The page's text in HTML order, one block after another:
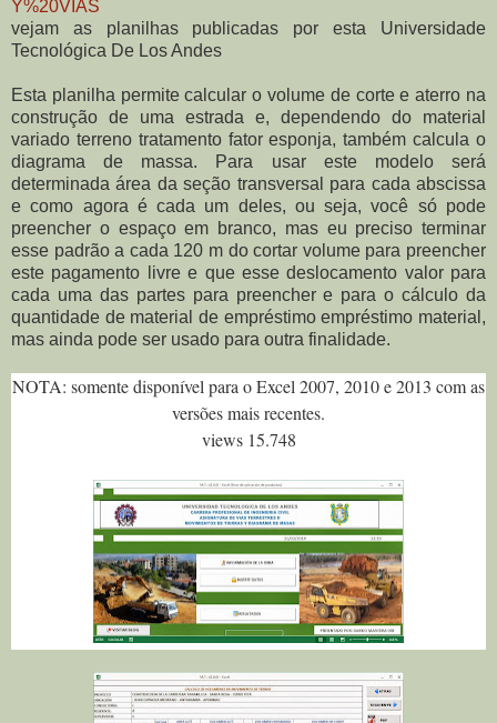
Y%20VIAS
vejam as planilhas publicadas por esta Universidade
Tecnológica De Los Andes
Esta planilha permite calcular o volume de corte e aterro na
construção de uma estrada e, dependendo do material
variado terreno tratamento fator esponja, também calcula o
diagrama de massa. Para usar este modelo será
determinada área da seção transversal para cada abscissa
e como agora é cada um deles, ou seja, você só pode
preencher o espaço em branco, mas eu preciso terminar
esse padrão a cada 120 m do cortar volume para preencher
este pagamento livre e que esse deslocamento valor para
cada uma das partes para preencher e para o cálculo da
quantidade de material de empréstimo empréstimo material,
mas ainda pode ser usado para outra finalidade.
NOTA: somente disponível para o Excel 2007, 2010 e 2013 com as
versões mais recentes.
views 15.748